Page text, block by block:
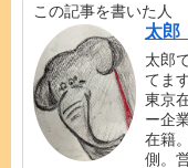
この記事を書いた人
太郎
太郎
てます
東京
ー企
在籍
側。